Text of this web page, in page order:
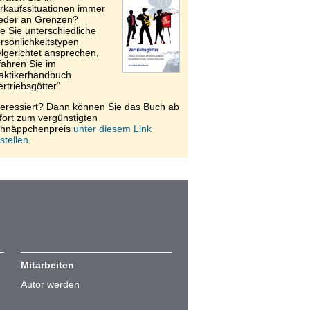
immer
an Grenzen?
Sie unterschiedliche
ansprechen,
Sie im
Dann können Sie das Buch ab
zum vergünstigten
unter diesem Link
Mitarbeiten
Autor werden